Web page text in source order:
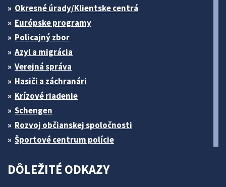
Okresné úrady/Klientske centrá
Európske programy
Policajný zbor
Azyl a migrácia
Verejná správa
Hasiči a záchranári
Krízové riadenie
Schengen
Rozvoj občianskej spoločnosti
Športové centrum polície
DÔLEŽITÉ ODKAZY